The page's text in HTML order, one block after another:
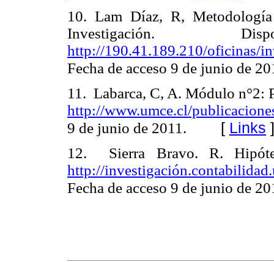
10. Lam Díaz, R,
Investigación.
http://190.41.189.210/oficinas/
Fecha de acceso 9 de junio de
11. Labarca, C, A. Módulo n°2:
http://www.umce.cl/
9 de junio de 2011. [ Links ]
12. Sierra Bravo. R.
http://
Fecha de acceso 9 de junio de